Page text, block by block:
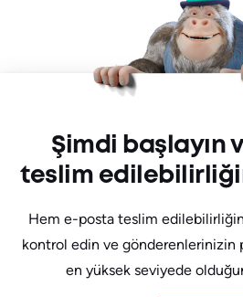
Şimdi başlayın
teslim
Hem e-posta teslim
kontrol edin ve gönderenlerinizin
en yüksek seviyede